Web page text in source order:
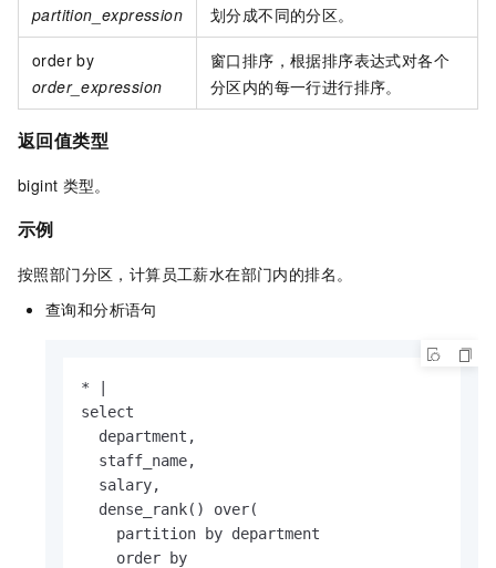
partition_expression
划分成不同的分区。
order by
order_expression
窗口排序，根据排序表达式对各个
分区内的每一行进行排序。
返回值类型
bigint 类型。
示例
按照部门分区，计算员工薪水在部门内的排名。
查询和分析语句
* |
select
  department,
  staff_name,
  salary,
  dense_rank() over(
    partition by department
    order by